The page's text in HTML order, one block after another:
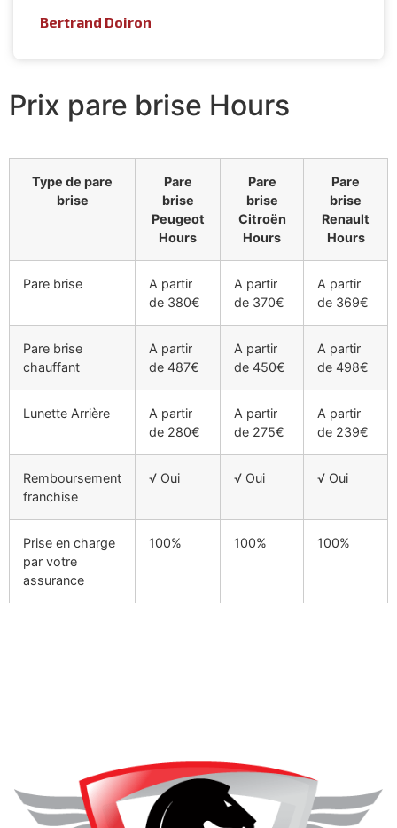
Bertrand Doiron
Prix pare brise Hours
Type de pare
brise
Pare
brise
Peugeot
Hours
Pare
brise
Citroën
Hours
Pare
brise
Renault
Hours
Pare brise
A partir
de 380€
A partir
de 370€
A partir
de 369€
Pare brise
chauffant
A partir
de 487€
A partir
de 450€
A partir
de 498€
Lunette Arrière
A partir
de 280€
A partir
de 275€
A partir
de 239€
Remboursement
franchise
√ Oui √ Oui √ Oui
Prise en charge
par votre
assurance
100% 100% 100%